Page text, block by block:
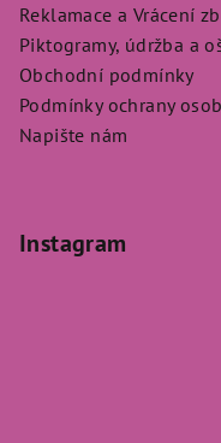
Reklamace a Vrácení
Piktogramy, údržba a
Obchodní podmínky
Podmínky ochrany
Napište nám
Instagram